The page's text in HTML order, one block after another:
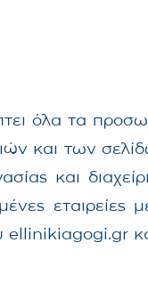
όλα τα
και των
και